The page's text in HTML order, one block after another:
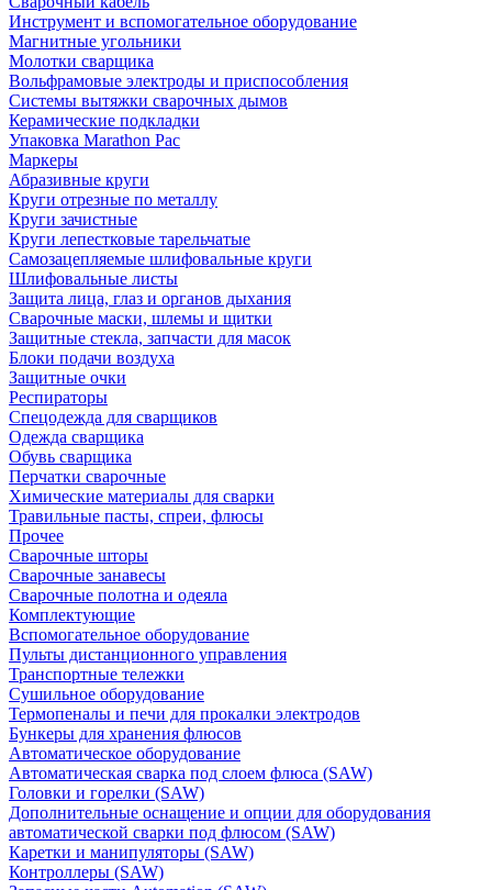
Инструмент и вспомогательное оборудование
Магнитные угольники
Молотки сварщика
Вольфрамовые электроды и приспособления
Системы вытяжки сварочных дымов
Керамические подкладки
Упаковка Marathon Pac
Маркеры
Абразивные круги
Круги отрезные по металлу
Круги зачистные
Круги лепестковые тарельчатые
Самозацепляемые шлифовальные круги
Шлифовальные листы
Защита лица, глаз и органов дыхания
Сварочные маски, шлемы и щитки
Защитные стекла, запчасти для масок
Блоки подачи воздуха
Защитные очки
Респираторы
Спецодежда для сварщиков
Одежда сварщика
Обувь сварщика
Перчатки сварочные
Химические материалы для сварки
Травильные пасты, спреи, флюсы
Прочее
Сварочные шторы
Сварочные занавесы
Сварочные полотна и одеяла
Комплектующие
Вспомогательное оборудование
Пульты дистанционного управления
Транспортные тележки
Сушильное оборудование
Термопеналы и печи для прокалки электродов
Бункеры для хранения флюсов
Автоматическое оборудование
Автоматическая сварка под слоем флюса (SAW)
Головки и горелки (SAW)
Дополнительные оснащение и опции для оборудования
автоматической сварки под флюсом (SAW)
Каретки и манипуляторы (SAW)
Контроллеры (SAW)